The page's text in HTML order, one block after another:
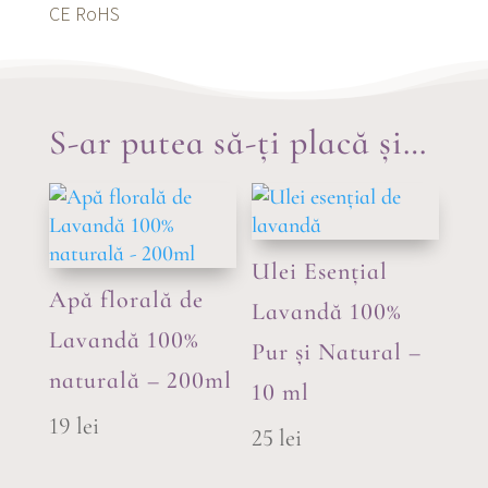
CE RoHS
S-ar putea să-ți placă și…
Apă florală de
Lavandă 100%
naturală – 200ml
19 lei
Ulei Esențial
Lavandă 100%
Pur și Natural –
10 ml
25lei